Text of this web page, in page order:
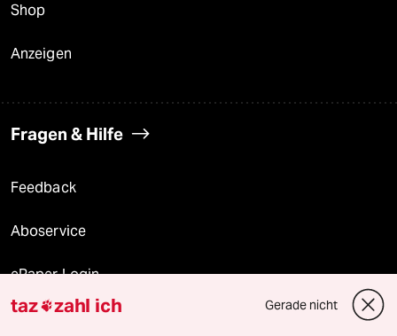
Shop
Anzeigen
Fragen & Hilfe
Feedback
Aboservice
ePaper Login
Downloads für Abonnierende
taz zahl ich Gerade nicht